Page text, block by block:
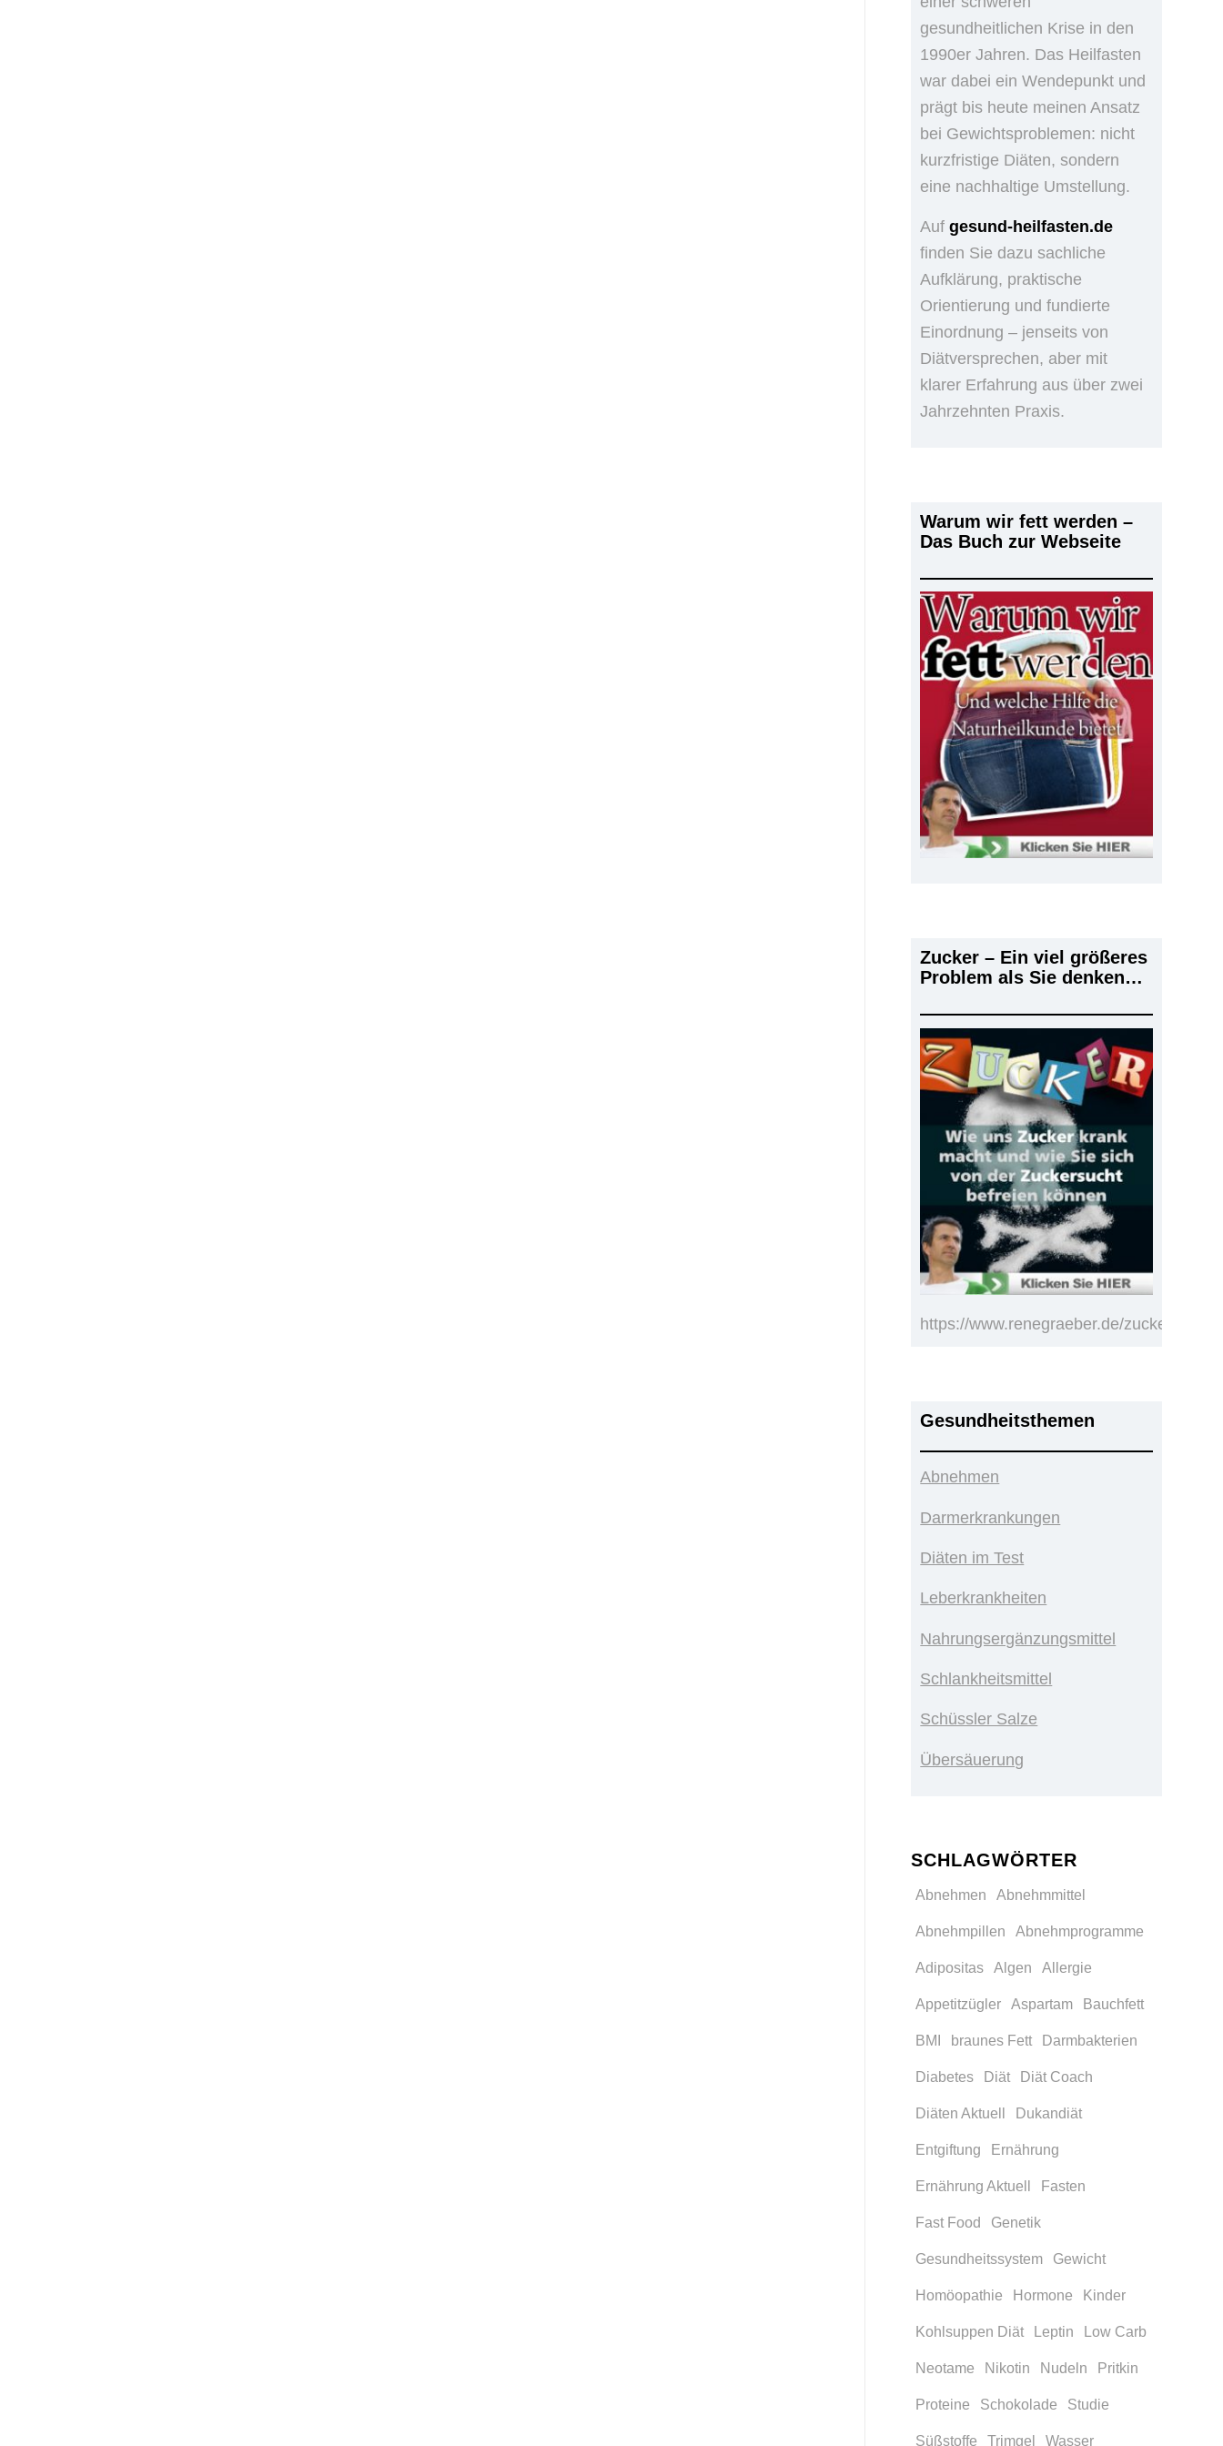
gesundheitlichen Krise in den
1990er Jahren. Das Heilfasten
war dabei ein Wendepunkt und
prägt bis heute meinen Ansatz
bei Gewichtsproblemen: nicht
kurzfristige Diäten, sondern
eine nachhaltige Umstellung.
Aufgesund-heilfasten.de
finden Sie dazu sachliche
Aufklärung, praktische
Orientierung und fundierte
Einordnung – jenseits von
Diätversprechen, aber mit
klarer Erfahrung aus über zwei
Jahrzehnten Praxis.
Warum wir fett werden –
Das Buch zur Webseite
Zucker – Ein viel größeres
Problem als Sie denken…
https://www.renegraeber.de/zucker.html
Gesundheitsthemen
Abnehmen
Darmerkrankungen
Diäten im Test
Leberkrankheiten
Nahrungsergänzungsmittel
Schlankheitsmittel
Schüssler Salze
Übersäuerung
SCHLAGWÖRTER
Abnehmen Abnehmmittel
Abnehmpillen Abnehmprogramme
Adipositas Algen Allergie
Appetitzügler Aspartam Bauchfett
BMI braunes Fett Darmbakterien
Diabetes Diät Diät Coach
Diäten Aktuell Dukandiät
Entgiftung Ernährung
Ernährung Aktuell Fasten
Fast Food Genetik
Gesundheitssystem Gewicht
Homöopathie Hormone Kinder
Kohlsuppen Diät Leptin Low Carb
Neotame Nikotin Nudeln Pritkin
Proteine Schokolade Studie
Süßstoffe Trimgel Wasser